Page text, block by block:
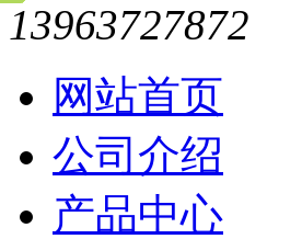
13963727872
网站首页
公司介绍
产品中心